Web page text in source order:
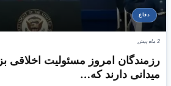
دفاع
2 ماه پیش
رزمندگان امروز مسئولیت اخلاقی
میدانی دارند که…